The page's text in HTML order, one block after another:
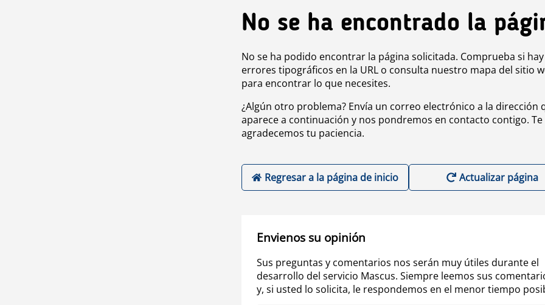
No se ha encontrado la
No se ha podido encontrar la página solicitada. Comprueba si hay
errores tipográficos en la URL o consulta nuestro mapa del sitio
para encontrar lo que necesites.
¿Algún otro problema? Envía un correo electrónico a la dirección
aparece a continuación y nos pondremos en contacto contigo. Te
agradecemos tu paciencia.
Regresar a la página de inicio Actualizar página
Envienos su opinión
Sus preguntas y comentarios nos serán muy útiles durante el
desarrollo del servicio Mascus. Siempre leemos sus
y, si usted lo solicita, le respondemos en el menor tiempo